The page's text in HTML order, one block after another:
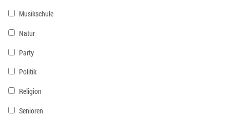
Musikschule
Natur
Party
Politik
Religion
Senioren